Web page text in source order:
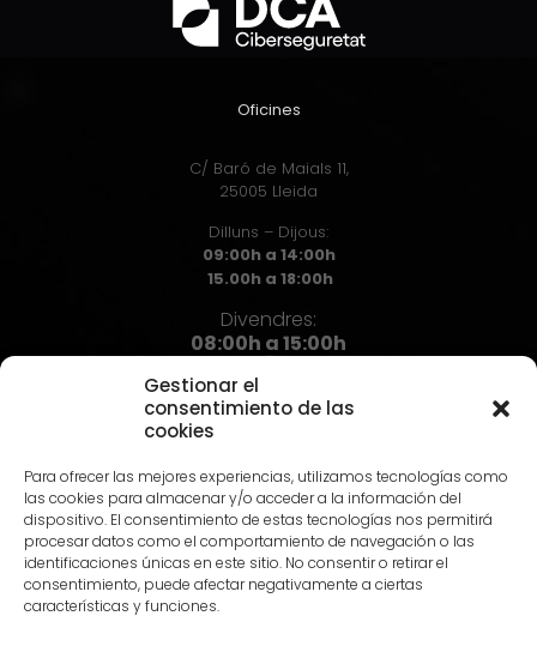
Gestionar el
consentimiento de las
cookies
Para ofrecer las mejores experiencias, utilizamos tecnologías como
las cookies para almacenar y/o acceder a la información del
dispositivo. El consentimiento de estas tecnologías nos permitirá
procesar datos como el comportamiento de navegación o las
identificaciones únicas en este sitio. No consentir o retirar el
consentimiento, puede afectar negativamente a ciertas
características y funciones.
Oficines
C/ Baró de Maials 11,
25005 Lleida
Dilluns – Dijous:
09:00h a 14:00h
15.00h a 18:00h
Divendres:
08:00h a 15:00h
973 72 71 72
info@hst.cat